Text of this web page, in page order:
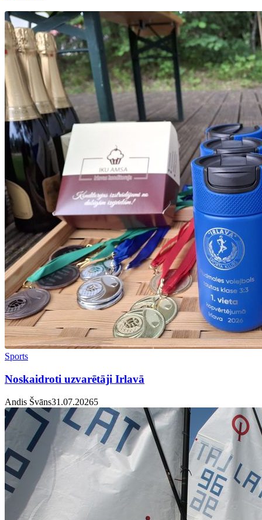
Sports
Noskaidroti uzvarētāji Irlavā
Andis Švāns31.07.20265